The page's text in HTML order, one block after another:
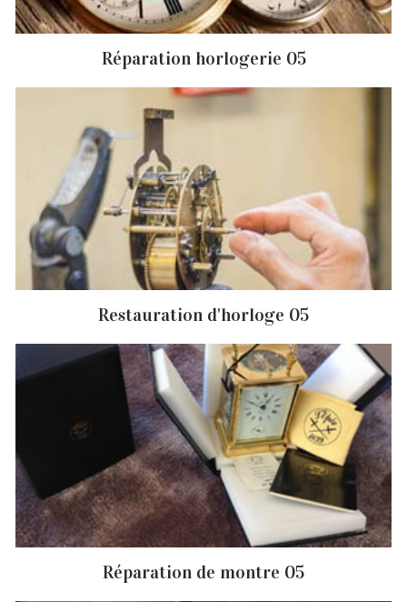
Réparation horlogerie 05
Restauration d'horloge 05
Réparation de montre 05